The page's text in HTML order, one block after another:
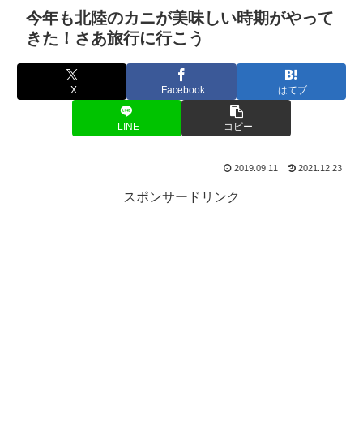
今年も北陸のカニが美味しい時期がやって
きた！さあ旅行に行こう
X Facebook はてブ
LINE コピー
2019.09.11 2021.12.23
スポンサードリンク